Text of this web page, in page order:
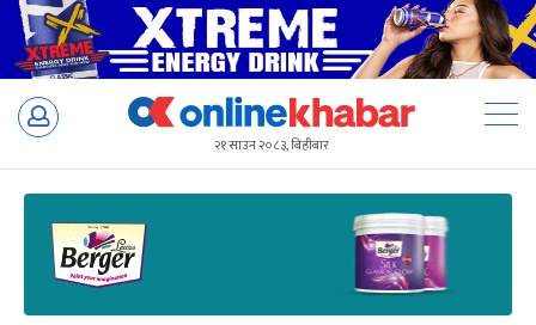
Skip
२१ साउन २०८३, बिहीबार